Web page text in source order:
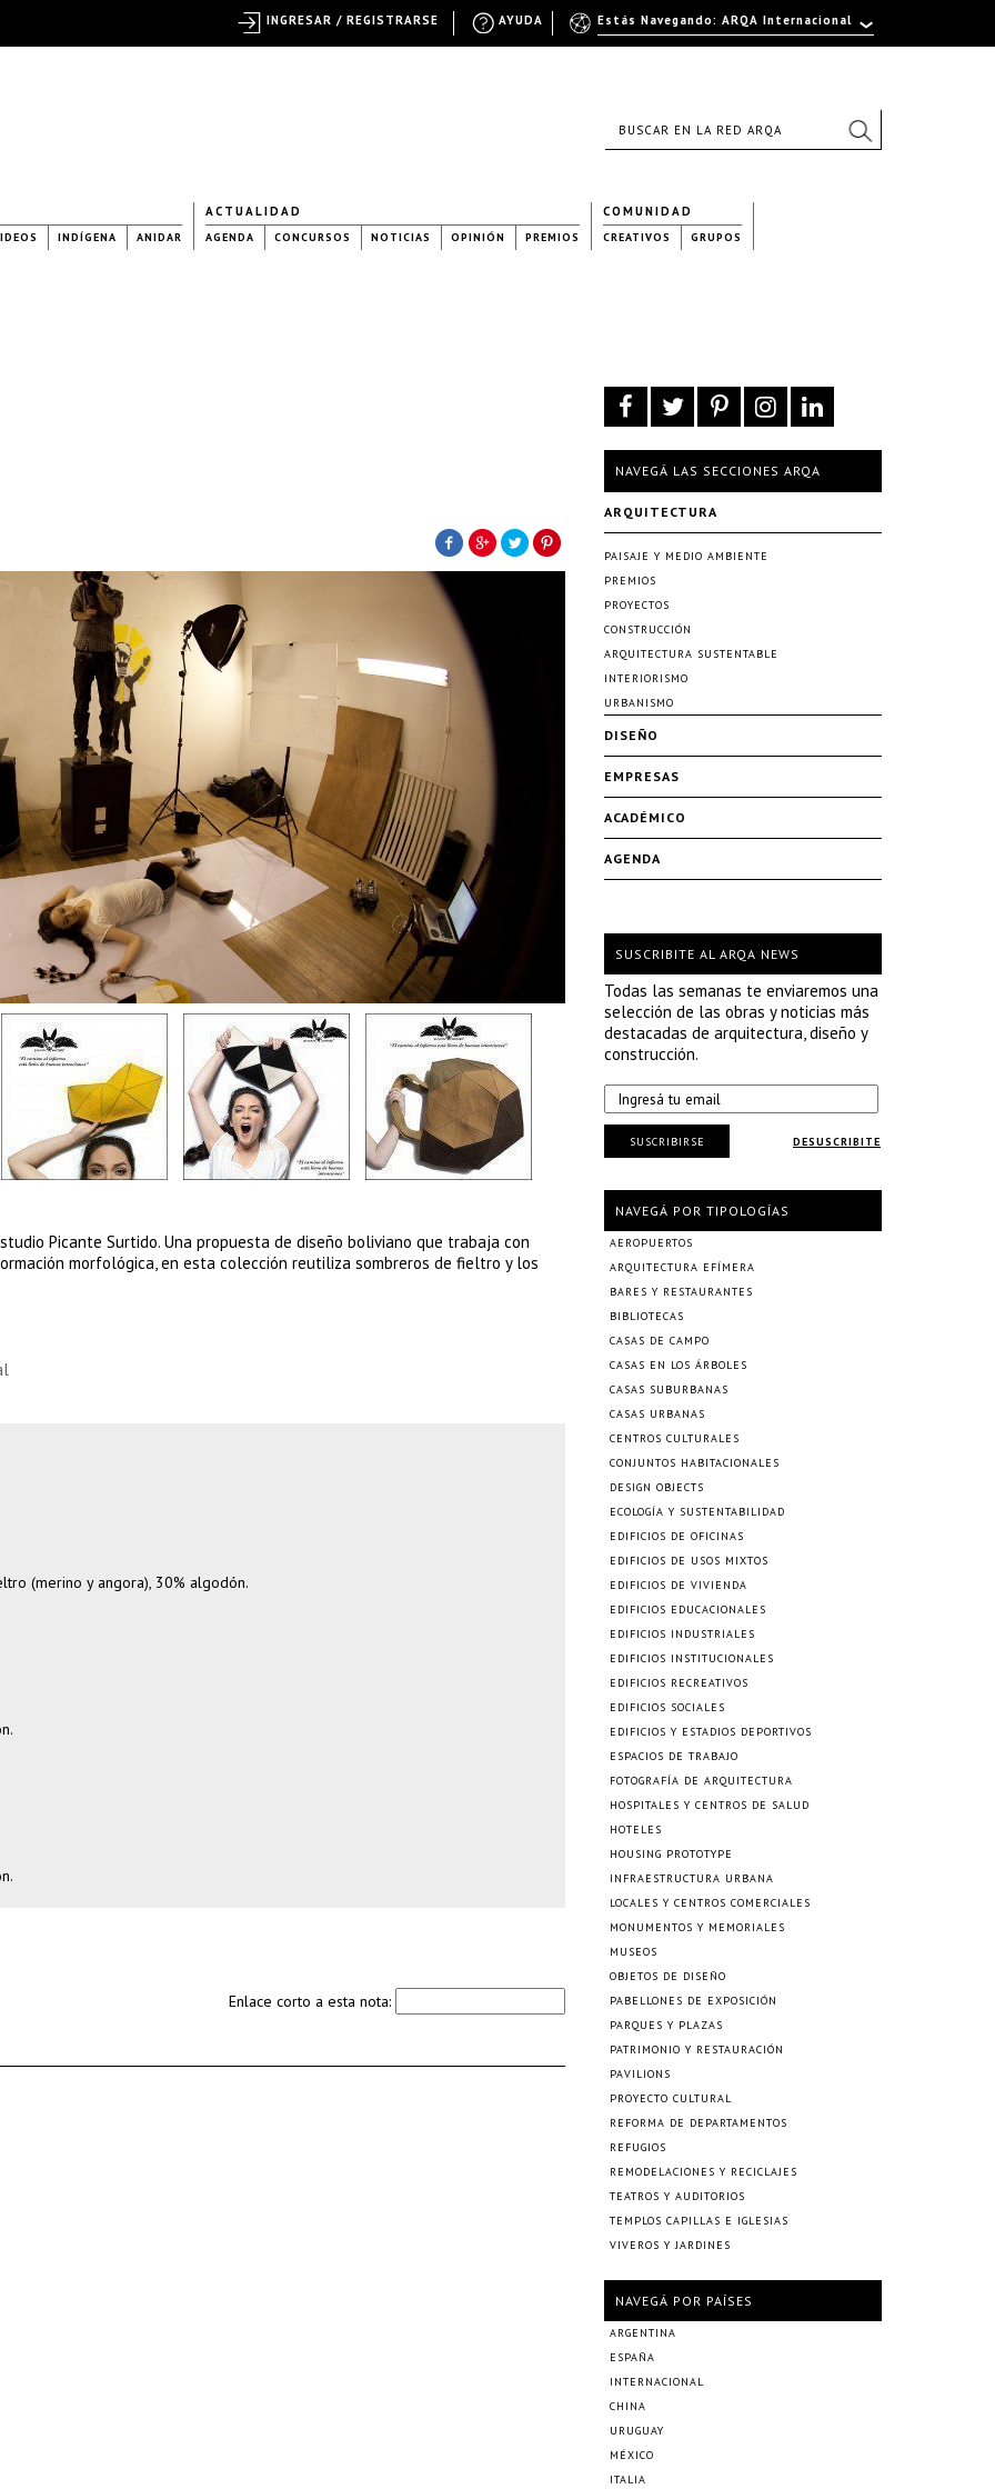
INDÍGENA ANIDAR
ACTUALIDAD
AGENDA CONCURSOS NOTICIAS OPINIÓN PREMIOS
COMUNIDAD
CREATIVOS GRUPOS
Picante Surtido. Una propuesta de diseño boliviano que trabaja con
morfológica, en esta colección reutiliza sombreros de fieltro y los
(merino y angora), 30% algodón.
Enlace corto a esta nota:
NAVEGÁ LAS SECCIONES ARQA
ARQUITECTURA
PAISAJE Y MEDIO AMBIENTE
PREMIOS
PROYECTOS
CONSTRUCCIÓN
ARQUITECTURA SUSTENTABLE
INTERIORISMO
URBANISMO
DISEÑO
EMPRESAS
ACADÉMICO
AGENDA
SUSCRIBITE AL ARQA NEWS
Todas las semanas te enviaremos una
selección de las obras y noticias más
destacadas de arquitectura, diseño y
construcción.
DESUSCRIBITE
SUSCRIBIRSE
NAVEGÁ POR TIPOLOGÍAS
AEROPUERTOS
ARQUITECTURA EFÍMERA
BARES Y RESTAURANTES
BIBLIOTECAS
CASAS DE CAMPO
CASAS EN LOS ÁRBOLES
CASAS SUBURBANAS
CASAS URBANAS
CENTROS CULTURALES
CONJUNTOS HABITACIONALES
DESIGN OBJECTS
ECOLOGÍA Y SUSTENTABILIDAD
EDIFICIOS DE OFICINAS
EDIFICIOS DE USOS MIXTOS
EDIFICIOS DE VIVIENDA
EDIFICIOS EDUCACIONALES
EDIFICIOS INDUSTRIALES
EDIFICIOS INSTITUCIONALES
EDIFICIOS RECREATIVOS
EDIFICIOS SOCIALES
EDIFICIOS Y ESTADIOS DEPORTIVOS
ESPACIOS DE TRABAJO
FOTOGRAFÍA DE ARQUITECTURA
HOSPITALES Y CENTROS DE SALUD
HOTELES
HOUSING PROTOTYPE
INFRAESTRUCTURA URBANA
LOCALES Y CENTROS COMERCIALES
MONUMENTOS Y MEMORIALES
MUSEOS
OBJETOS DE DISEÑO
PABELLONES DE EXPOSICIÓN
PARQUES Y PLAZAS
PATRIMONIO Y RESTAURACIÓN
PAVILIONS
PROYECTO CULTURAL
REFORMA DE DEPARTAMENTOS
REFUGIOS
REMODELACIONES Y RECICLAJES
TEATROS Y AUDITORIOS
TEMPLOS CAPILLAS E IGLESIAS
VIVEROS Y JARDINES
NAVEGÁ POR PAÍSES
ARGENTINA
ESPAÑA
INTERNACIONAL
CHINA
URUGUAY
MÉXICO
ITALIA
Estás Navegando: ARQA Internacional
AYUDA
INGRESAR / REGISTRARSE